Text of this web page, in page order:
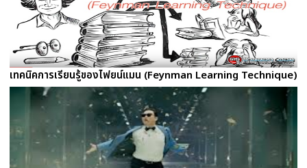
เทคนิคการเรียนรู้ของไฟยน์แมน (Feynman Learning Technique)